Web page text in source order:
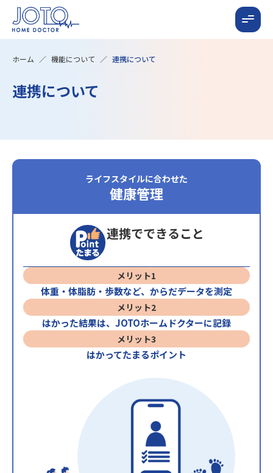
ホーム 機能について 連携について
連携について
ライフスタイルに合わせた
健康管理
連携でできること
メリット1
体重・体脂肪・歩数など、からだデータを測定
メリット2
はかった結果は、JOTOホームドクターに記録
メリット3
はかってたまるポイント